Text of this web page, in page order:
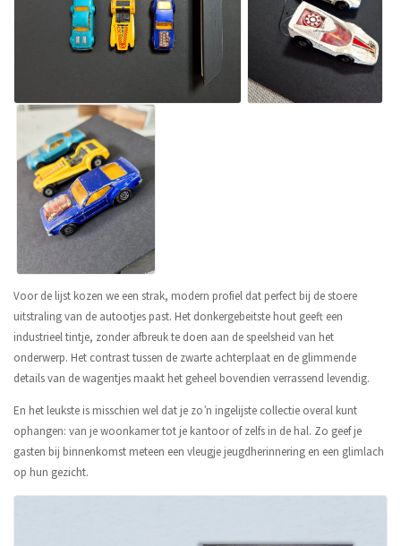
Voor de lijst kozen we een strak, modern profiel dat perfect bij de stoere
uitstraling van de autootjes past. Het donkergebeitste hout geeft een
industrieel tintje, zonder afbreuk te doen aan de speelsheid van het
onderwerp. Het contrast tussen de zwarte achterplaat en de glimmende
details van de wagentjes maakt het geheel bovendien verrassend levendig.
En het leukste is misschien wel dat je zo’n ingelijste collectie overal kunt
ophangen: van je woonkamer tot je kantoor of zelfs in de hal. Zo geef je
gasten bij binnenkomst meteen een vleugje jeugdherinnering en een glimlach
op hun gezicht.